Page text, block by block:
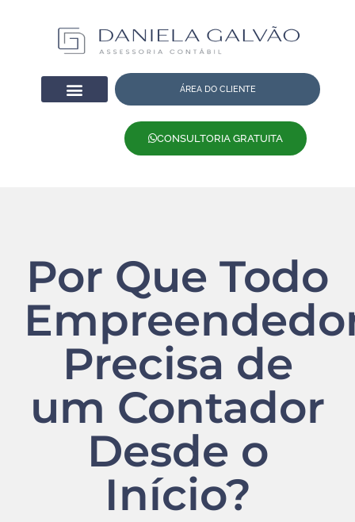
ÁREA DO CLIENTE
CONSULTORIA GRATUITA
Por Que Todo
Precisa de
um Contador
Desde o
Início?